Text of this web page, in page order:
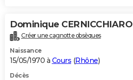
Dominique CERNICCHIARO
Créer une cagnotte obsèques
Naissance
15/05/1970 à Cours (Rhône)
Décès